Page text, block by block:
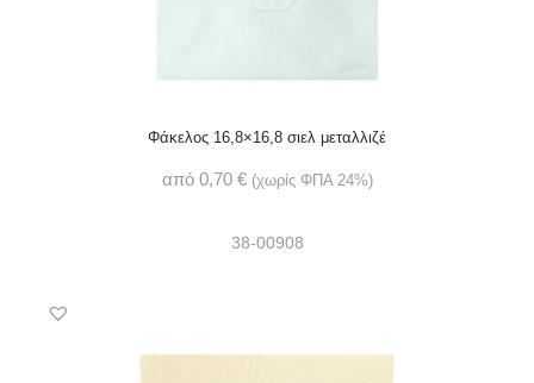
Φάκελος 16,8×16,8 σιελ μεταλλιζέ
από 0,70 € (χωρίς ΦΠΑ 24%)
38-00908